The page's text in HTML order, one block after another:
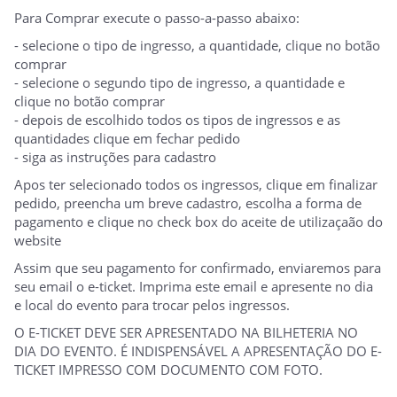
Para Comprar execute o passo-a-passo abaixo:
- selecione o tipo de ingresso, a quantidade, clique no botão
comprar
- selecione o segundo tipo de ingresso, a quantidade e
clique no botão comprar
- depois de escolhido todos os tipos de ingressos e as
quantidades clique em fechar pedido
- siga as instruções para cadastro
Apos ter selecionado todos os ingressos, clique em finalizar
pedido, preencha um breve cadastro, escolha a forma de
pagamento e clique no check box do aceite de utilizaçaão do
website
Assim que seu pagamento for confirmado, enviaremos para
seu email o e-ticket. Imprima este email e apresente no dia
e local do evento para trocar pelos ingressos.
O E-TICKET DEVE SER APRESENTADO NA BILHETERIA NO
DIA DO EVENTO. É INDISPENSÁVEL A APRESENTAÇÃO DO E-
TICKET IMPRESSO COM DOCUMENTO COM FOTO.